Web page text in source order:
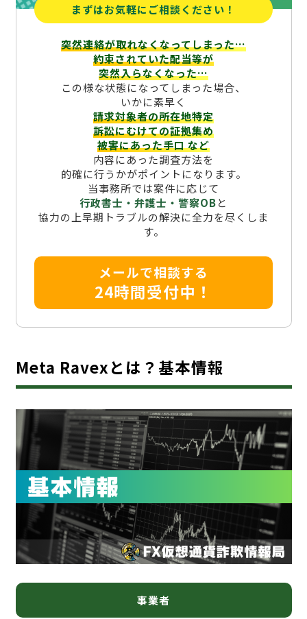
まずはお気軽にご相談ください！
突然連絡が取れなくなってしまった…
約束されていた配当等が
突然入らなくなった…
この様な状態になってしまった場合、
いかに素早く
請求対象者の所在地特定
訴訟にむけての証拠集め
被害にあった手口など
内容にあった調査方法を
的確に行うかがポイントになります。
当事務所では案件に応じて
行政書士・弁護士・警察OBと
協力の上早期トラブルの解決に全力を尽くしま
す。
メールで相談する
24時間受付中！
Meta Ravexとは？基本情報
事業者